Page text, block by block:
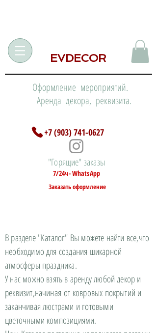
EVDECOR
Оформление мероприятий.
Аренда декора, реквизита.
+7 (903) 741-0627
"Горящие" заказы
7/24ч- WhatsApp
Заказать оформление
В разделе "Каталог" Вы можете найти все,что
необходимо для создания шикарной
атмосферы праздника.
У нас можно взять в аренду любой декор и
реквизит,начиная от ковровых покрытий и
заканчивая люстрами и готовыми
цветочными композициями.